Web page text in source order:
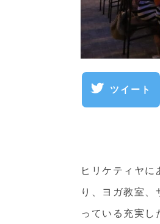
ツイート
ヒリケティヤ
り、ヨガ教室
っている充実し